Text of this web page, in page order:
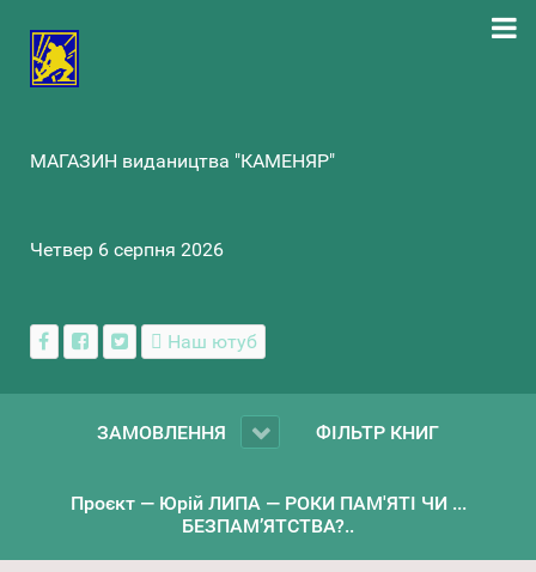
МАГАЗИН видаництва "КАМЕНЯР"
Четвер 6 серпня 2026
Наш ютуб
ЗАМОВЛЕННЯ ФІЛЬТР КНИГ
Проєкт — Юрій ЛИПА — РОКИ ПАМ'ЯТІ ЧИ ...
БЕЗПАМ’ЯТСТВА?..